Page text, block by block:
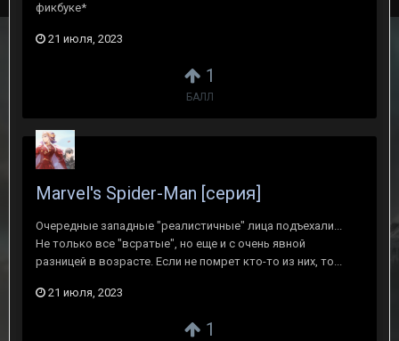
1
БАЛЛ
фикбуке*
21 июля, 2023
1
Marvel's Spider-Man [серия]
Очередные западные "реалистичные" лица подъехали...
Не только все "всратые", но еще и с очень явной
разницей в возрасте. Если не помрет кто-то из них, то...
21 июля, 2023